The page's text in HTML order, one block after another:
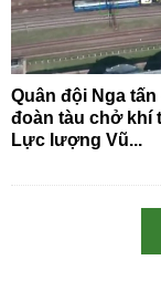
Quân đội Nga
đoàn tàu chở khí
Lực lượng Vũ...